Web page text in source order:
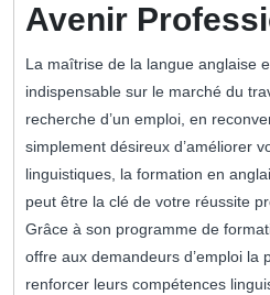
Avenir
La maîtrise de la langue anglaise
indispensable sur le marché du
recherche d’un emploi, en
simplement désireux d’améliorer
linguistiques, la formation en
peut être la clé de votre réussite
Grâce à son programme de
offre aux demandeurs d’emploi la
renforcer leurs compétences